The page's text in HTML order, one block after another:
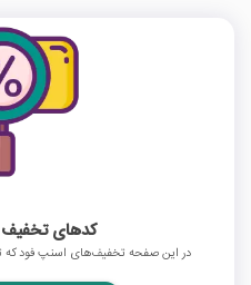
کدهای تخفیف
در این صفحه تخفیف‌های اسنپ فود که